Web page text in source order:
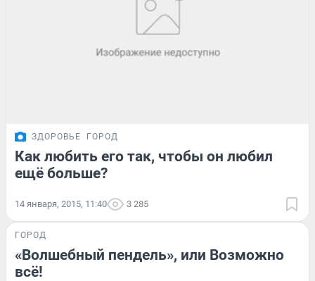
ЗДОРОВЬЕ ГОРОД
Как любить его так, чтобы он любил
ещё больше?
14 января, 2015, 11:40 3 285
ГОРОД
«Волшебный пендель», или Возможно
всё!